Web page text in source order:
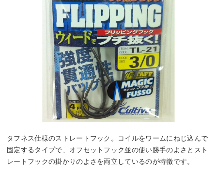
タフネス仕様のストレートフック。コイルをワームにねじ込んで
固定するタイプで、オフセットフック並の使い勝手のよさとスト
レートフックの掛かりのよさを両立しているのが特徴です。